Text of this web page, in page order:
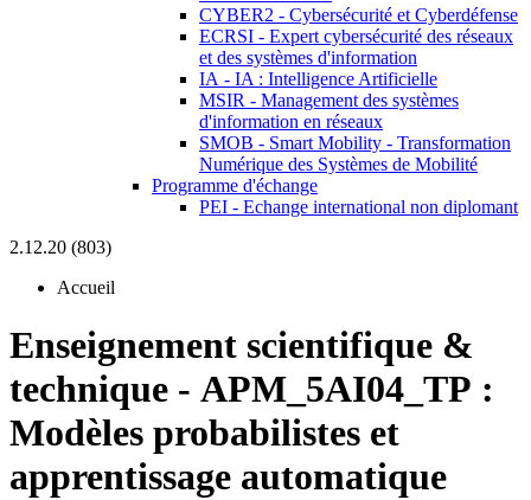
CYBER2 - Cybersécurité et Cyberdéfense
ECRSI - Expert cybersécurité des réseaux
et des systèmes d'information
IA - IA : Intelligence Artificielle
MSIR - Management des systèmes
d'information en réseaux
SMOB - Smart Mobility - Transformation
Numérique des Systèmes de Mobilité
Programme d'échange
PEI - Echange international non diplomant
2.12.20 (803)
Accueil
Enseignement scientifique &
technique - APM_5AI04_TP :
Modèles probabilistes et
apprentissage automatique